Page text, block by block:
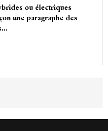
ou électriques
une paragraphe des